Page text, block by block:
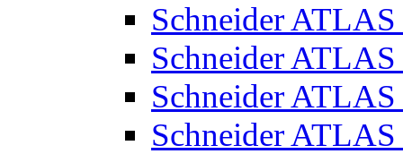
Schneider
Schneider
Schneider
Schneider